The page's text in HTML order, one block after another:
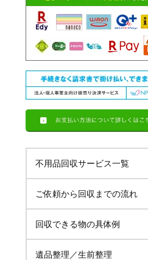
不用品回収サービス一覧
ご依頼から回収までの流れ
回収できる物の具体例
遺品整理／生前整理